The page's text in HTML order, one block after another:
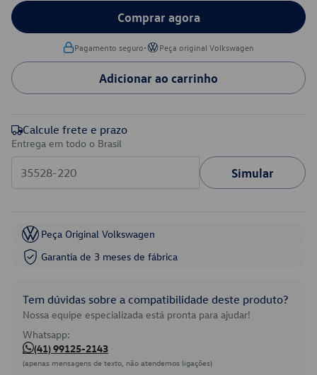
Comprar agora
Pagamento seguro• Peça original Volkswagen
Adicionar ao carrinho
Calcule frete e prazo
Entrega em todo o Brasil
Simular
Peça Original Volkswagen
Garantia de 3 meses de fábrica
Tem dúvidas sobre a compatibilidade deste produto?
Nossa equipe especializada está pronta para ajudar!
Whatsapp:
(41) 99125-2143
(apenas mensagens de texto, não atendemos ligações)